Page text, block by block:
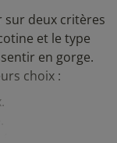
sur deux critères
et le type
en gorge.
choix :